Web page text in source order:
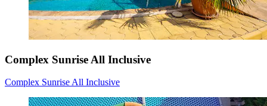
Complex Sunrise All Inclusive
Complex Sunrise All Inclusive